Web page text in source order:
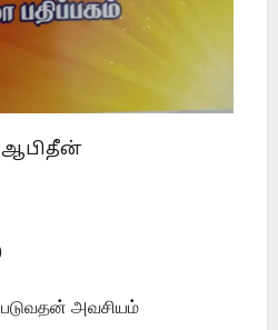
அவசியம்